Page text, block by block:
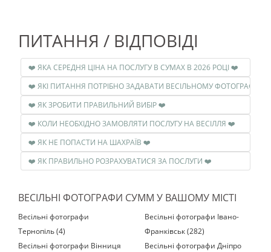
ПИТАННЯ / ВІДПОВІДІ
❤️ ЯКА СЕРЕДНЯ ЦІНА НА ПОСЛУГУ В СУМАХ В 2026 РОЦІ ❤️
❤️ ЯК ЗРОБИТИ ПРАВИЛЬНИЙ ВИБІР ❤️
❤️ КОЛИ НЕОБХІДНО ЗАМОВЛЯТИ ПОСЛУГУ НА ВЕСІЛЛЯ ❤️
❤️ ЯК НЕ ПОПАСТИ НА ШАХРАЇВ ❤️
❤️ ЯК ПРАВИЛЬНО РОЗРАХУВАТИСЯ ЗА ПОСЛУГИ ❤️
ВЕСІЛЬНІ ФОТОГРАФИ СУММ У ВАШОМУ МІСТІ
Весільні фотографи
Тернопіль (4)
Весільні фотографи Івано-
Франківськ (282)
Весільні фотографи Вінниця
Весільні фотографи Дніпро